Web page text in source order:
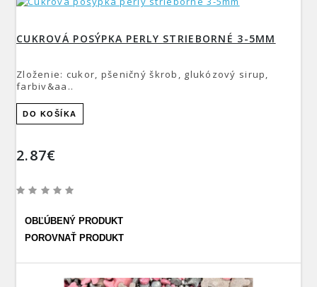
CUKROVÁ POSÝPKA PERLY STRIEBORNÉ 3-5MM
Zloženie: cukor, pšeničný škrob, glukózový sirup,
farbiv&aa..
DO KOŠÍKA
2.87€
OBĽÚBENÝ PRODUKT
POROVNAŤ PRODUKT